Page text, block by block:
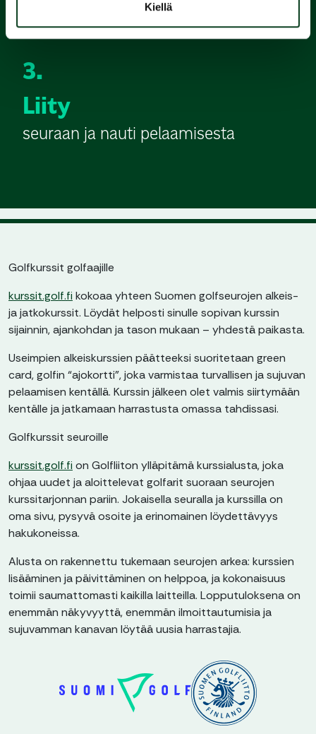
Kiellä
Green Card
3.
Liity
seuraan ja nauti pelaamisesta
Golfkurssit golfaajille
kurssit.golf.fi kokoaa yhteen Suomen golfseurojen alkeis-
ja jatkokurssit. Löydät helposti sinulle sopivan kurssin
sijainnin, ajankohdan ja tason mukaan – yhdestä paikasta.
Useimpien alkeiskurssien päätteeksi suoritetaan green
card, golfin “ajokortti”, joka varmistaa turvallisen ja sujuvan
pelaamisen kentällä. Kurssin jälkeen olet valmis siirtymään
kentälle ja jatkamaan harrastusta omassa tahdissasi.
Golfkurssit seuroille
kurssit.golf.fi on Golfliiton ylläpitämä kurssialusta, joka
ohjaa uudet ja aloittelevat golfarit suoraan seurojen
kurssitarjonnan pariin. Jokaisella seuralla ja kurssilla on
oma sivu, pysyvä osoite ja erinomainen löydettävyys
hakukoneissa.
Alusta on rakennettu tukemaan seurojen arkea: kurssien
lisääminen ja päivittäminen on helppoa, ja kokonaisuus
toimii saumattomasti kaikilla laitteilla. Lopputuloksena on
enemmän näkyvyyttä, enemmän ilmoittautumisia ja
sujuvamman kanavan löytää uusia harrastajia.